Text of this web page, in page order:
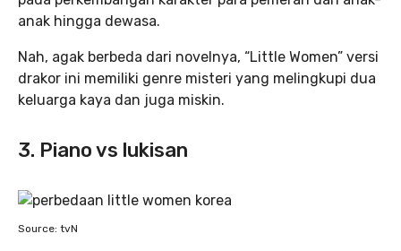
anak hingga dewasa.
Nah, agak berbeda dari novelnya, “Little Women” versi
drakor ini memiliki genre misteri yang melingkupi dua
keluarga kaya dan juga miskin.
3. Piano vs lukisan
Source: tvN